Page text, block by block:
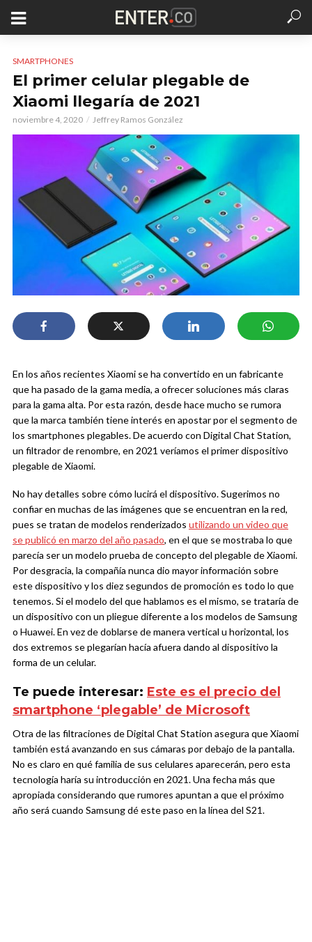
SMARTPHONES
El primer celular plegable de
Xiaomi llegaría de 2021
noviembre 4, 2020 Jeffrey Ramos González
En los años recientes Xiaomi se ha convertido en un fabricante
que ha pasado de la gama media, a ofrecer soluciones más claras
para la gama alta. Por esta razón, desde hace mucho se rumora
que la marca también tiene interés en apostar por el segmento de
los smartphones plegables. De acuerdo con Digital Chat Station,
un filtrador de renombre, en 2021 veríamos el primer dispositivo
plegable de Xiaomi.
No hay detalles sobre cómo lucirá el dispositivo. Sugerimos no
confiar en muchas de las imágenes que se encuentran en la red,
pues se tratan de modelos renderizados utilizando un video que
se publicó en marzo del año pasado, en el que se mostraba lo que
parecía ser un modelo prueba de concepto del plegable de Xiaomi.
Por desgracia, la compañía nunca dio mayor información sobre
este dispositivo y los diez segundos de promoción es todo lo que
tenemos. Si el modelo del que hablamos es el mismo, se trataría de
un dispositivo con un pliegue diferente a los modelos de Samsung
o Huawei. En vez de doblarse de manera vertical u horizontal, los
dos extremos se plegarían hacía afuera dando al dispositivo la
forma de un celular.
Te puede interesar: Este es el precio del
smartphone ‘plegable’ de Microsoft
Otra de las filtraciones de Digital Chat Station asegura que Xiaomi
también está avanzando en sus cámaras por debajo de la pantalla.
No es claro en qué familia de sus celulares aparecerán, pero esta
tecnología haría su introducción en 2021. Una fecha más que
apropiada considerando que rumores apuntan a que el próximo
año será cuando Samsung dé este paso en la línea del S21.